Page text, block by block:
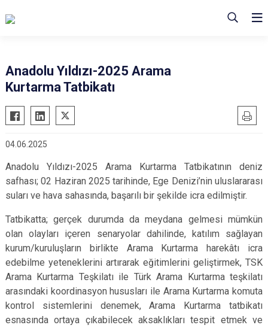
Anadolu Yıldızı-2025 Arama
Kurtarma Tatbikatı
04.06.2025
Anadolu Yıldızı-2025 Arama Kurtarma Tatbikatının deniz
safhası; 02 Haziran 2025 tarihinde, Ege Denizi’nin uluslararası
suları ve hava sahasında, başarılı bir şekilde icra edilmiştir.
Tatbikatta; gerçek durumda da meydana gelmesi mümkün
olan olayları içeren senaryolar dahilinde, katılım sağlayan
kurum/kuruluşların birlikte Arama Kurtarma harekâtı icra
edebilme yeteneklerini artırarak eğitimlerini geliştirmek, TSK
Arama Kurtarma Teşkilatı ile Türk Arama Kurtarma teşkilatı
arasındaki koordinasyon hususları ile Arama Kurtarma komuta
kontrol sistemlerini denemek, Arama Kurtarma tatbikatı
esnasında ortaya çıkabilecek aksaklıkları tespit etmek ve